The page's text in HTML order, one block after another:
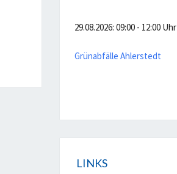
29.08.2026: 09:00 - 12:00 Uhr
Grünabfälle Ahlerstedt
LINKS